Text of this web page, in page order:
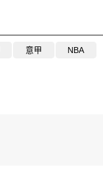
意甲 NBA